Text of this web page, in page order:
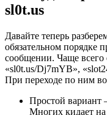
sl0t.us
Давайте теперь
обязательном порядке
сообщении. Чаще
«sl0t.us/Dj7mYB»,
При переходе по ним
Простой вариант
Многих кидает